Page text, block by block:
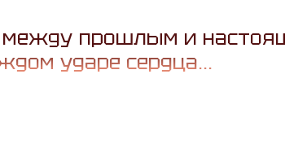
прошлым и
ударе сердца…